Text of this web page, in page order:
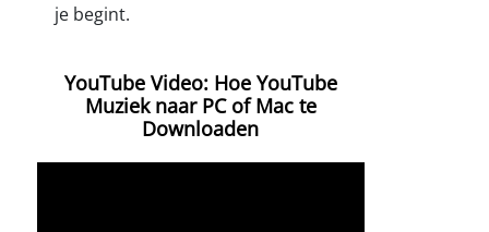
je begint.
YouTube Video: Hoe YouTube
Muziek naar PC of Mac te
Downloaden